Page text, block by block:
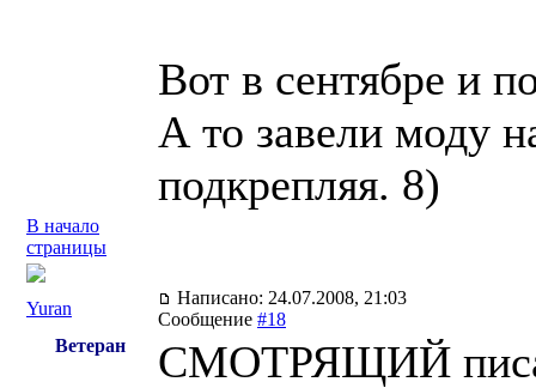
Вот в сентябре и
А то завели моду
подкрепляя. 8)
В начало
страницы
Yuran
Написано: 24.07.2008, 21:03
Сообщение #18
Ветеран
СМОТРЯЩИЙ